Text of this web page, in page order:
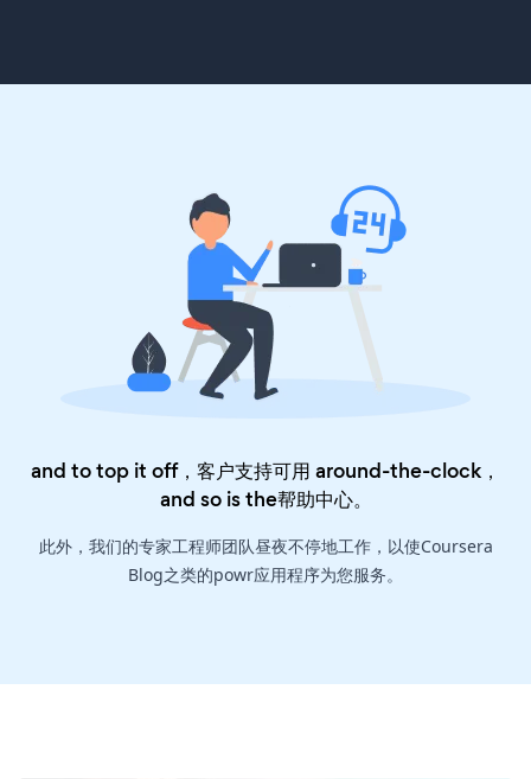
and to top it off，客户支持可用 around-the-clock，
and so is the帮助中心。
此外，我们的专家工程师团队昼夜不停地工作，以使Coursera
Blog之类的powr应用程序为您服务。